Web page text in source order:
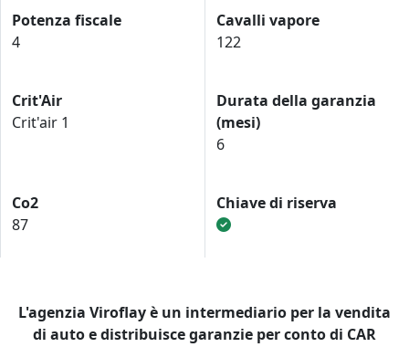
Potenza fiscale
4
Cavalli vapore
122
Crit'Air
Crit'air 1
Durata della garanzia
(mesi)
6
Co2
87
Chiave di riserva
L'agenzia Viroflay è un intermediario per la vendita
di auto e distribuisce garanzie per conto di CAR